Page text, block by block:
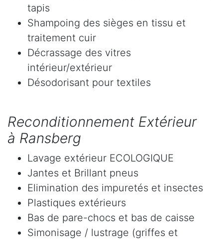
tapis
Shampoing des sièges en tissu et
traitement cuir
Décrassage des vitres
intérieur/extérieur
Désodorisant pour textiles
Reconditionnement Extérieur
à Ransberg
Lavage extérieur ECOLOGIQUE
Jantes et Brillant pneus
Elimination des impuretés et insectes
Plastiques extérieurs
Bas de pare-chocs et bas de caisse
Simonisage / lustrage (griffes et